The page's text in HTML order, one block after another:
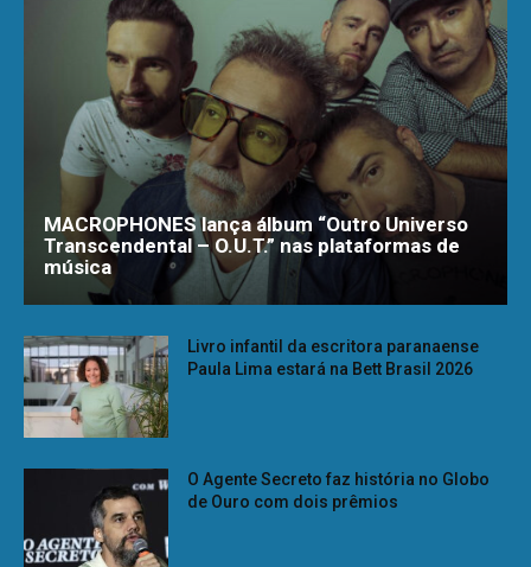
MACROPHONES lança álbum “Outro Universo
Transcendental – O.U.T.” nas plataformas de
música
Livro infantil da escritora paranaense
Paula Lima estará na Bett Brasil 2026
O Agente Secreto faz história no Globo
de Ouro com dois prêmios